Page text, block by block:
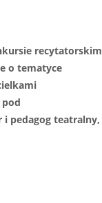
recytatorskim
o tematyce
pedagog teatralny,